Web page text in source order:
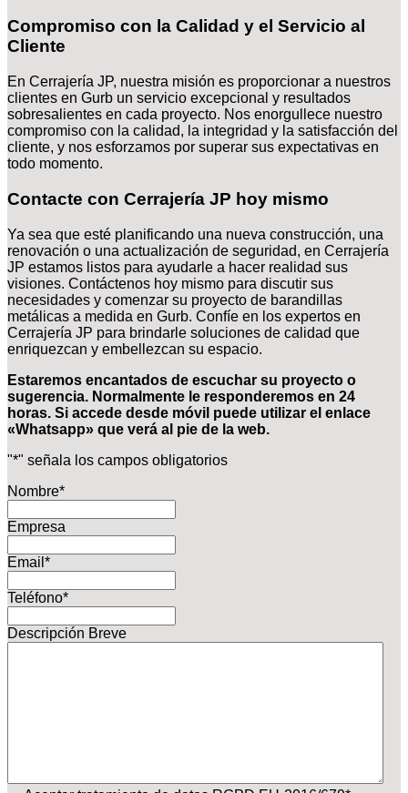
Compromiso con la Calidad y el Servicio al
Cliente
En Cerrajería JP, nuestra misión es proporcionar a nuestros
clientes en Gurb un servicio excepcional y resultados
sobresalientes en cada proyecto. Nos enorgullece nuestro
compromiso con la calidad, la integridad y la satisfacción del
cliente, y nos esforzamos por superar sus expectativas en
todo momento.
Contacte con Cerrajería JP hoy mismo
Ya sea que esté planificando una nueva construcción, una
renovación o una actualización de seguridad, en Cerrajería
JP estamos listos para ayudarle a hacer realidad sus
visiones. Contáctenos hoy mismo para discutir sus
necesidades y comenzar su proyecto de barandillas
metálicas a medida en Gurb. Confíe en los expertos en
Cerrajería JP para brindarle soluciones de calidad que
enriquezcan y embellezcan su espacio.
Estaremos encantados de escuchar su proyecto o
sugerencia. Normalmente le responderemos en 24
horas. Si accede desde móvil puede utilizar el enlace
«Whatsapp» que verá al pie de la web.
"*" señala los campos obligatorios
Nombre*
Empresa
Email *
Teléfono*
Descripción Breve